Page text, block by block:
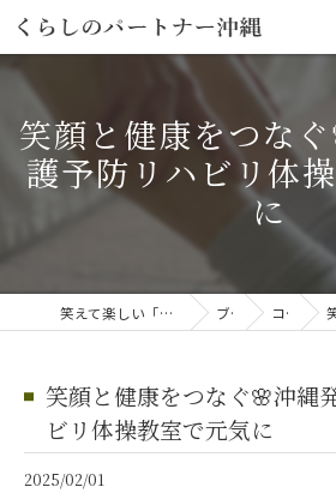
笑顔と健康をつなぐ
護予防リハビリ体
に
笑えて楽しい「笑える介護予防体操教室」 ブログ コラム 笑
笑顔と健康をつなぐ🌸沖縄
ビリ体操教室で元気に
2025/02/01